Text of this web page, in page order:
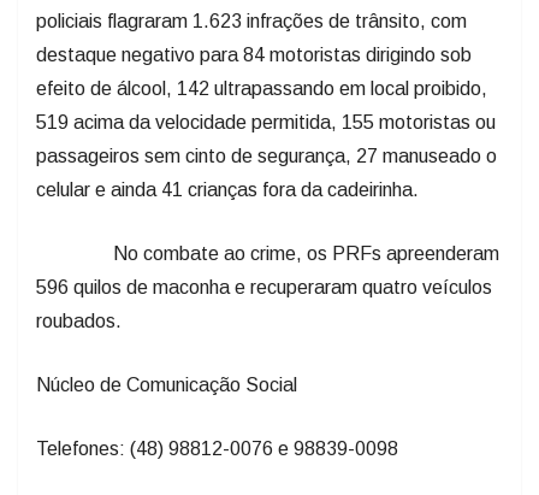
policiais flagraram 1.623 infrações de trânsito, com
destaque negativo para 84 motoristas dirigindo sob
efeito de álcool, 142 ultrapassando em local proibido,
519 acima da velocidade permitida, 155 motoristas ou
passageiros sem cinto de segurança, 27 manuseado o
celular e ainda 41 crianças fora da cadeirinha.
No combate ao crime, os PRFs apreenderam
596 quilos de maconha e recuperaram quatro veículos
roubados.
Núcleo de Comunicação Social
Telefones: (48) 98812-0076 e 98839-0098